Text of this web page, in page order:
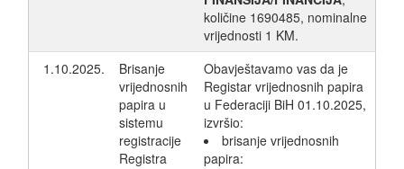
količine 1690485, nominalne
vrijednosti 1 KM.
1.10.2025.
Brisanje
vrijednosnih
papira u
sistemu
registracije
Registra
Obavještavamo vas da je
Registar vrijednosnih papira
u Federaciji BiH 01.10.2025,
izvršio:
brisanje vrijednosnih
papira: